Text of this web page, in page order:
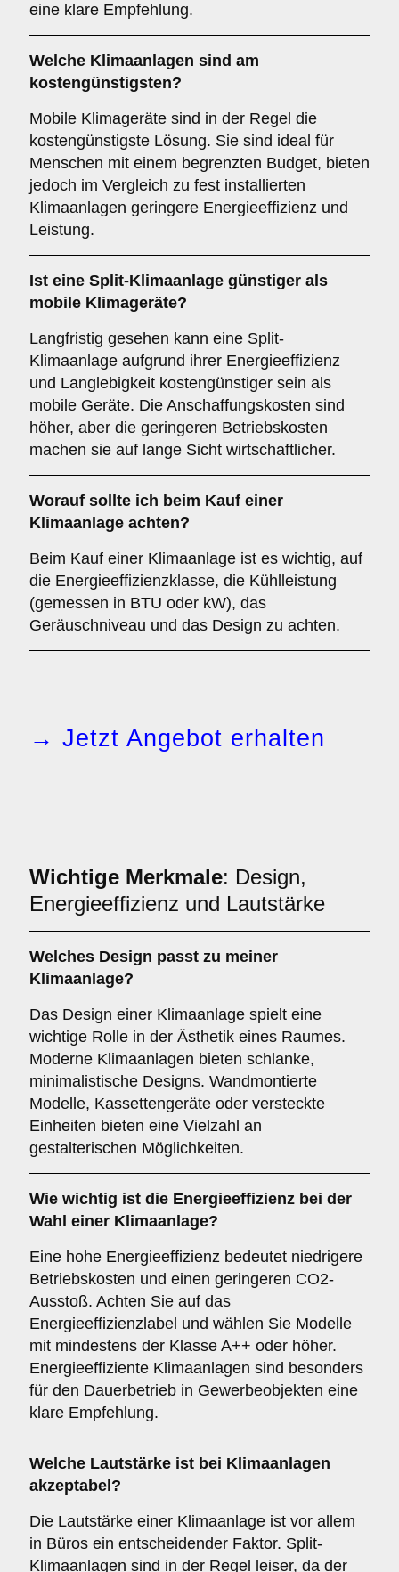
eine klare Empfehlung.
Welche Klimaanlagen sind am
kostengünstigsten?
Mobile Klimageräte sind in der Regel die
kostengünstigste Lösung. Sie sind ideal für
Menschen mit einem begrenzten Budget, bieten
jedoch im Vergleich zu fest installierten
Klimaanlagen geringere Energieeffizienz und
Leistung.
Ist eine Split-Klimaanlage günstiger als
mobile Klimageräte?
Langfristig gesehen kann eine Split-
Klimaanlage aufgrund ihrer Energieeffizienz
und Langlebigkeit kostengünstiger sein als
mobile Geräte. Die Anschaffungskosten sind
höher, aber die geringeren Betriebskosten
machen sie auf lange Sicht wirtschaftlicher.
Worauf sollte ich beim Kauf einer
Klimaanlage achten?
Beim Kauf einer Klimaanlage ist es wichtig, auf
die Energieeffizienzklasse, die Kühlleistung
(gemessen in BTU oder kW), das
Geräuschniveau und das Design zu achten.
→ Jetzt Angebot erhalten
Wichtige Merkmale: Design,
Energieeffizienz und Lautstärke
Welches Design passt zu meiner
Klimaanlage?
Das Design einer Klimaanlage spielt eine
wichtige Rolle in der Ästhetik eines Raumes.
Moderne Klimaanlagen bieten schlanke,
minimalistische Designs. Wandmontierte
Modelle, Kassettengeräte oder versteckte
Einheiten bieten eine Vielzahl an
gestalterischen Möglichkeiten.
Wie wichtig ist die Energieeffizienz bei der
Wahl einer Klimaanlage?
Eine hohe Energieeffizienz bedeutet niedrigere
Betriebskosten und einen geringeren CO2-
Ausstoß. Achten Sie auf das
Energieeffizienzlabel und wählen Sie Modelle
mit mindestens der Klasse A++ oder höher.
Energieeffiziente Klimaanlagen sind besonders
für den Dauerbetrieb in Gewerbeobjekten eine
klare Empfehlung.
Welche Lautstärke ist bei Klimaanlagen
akzeptabel?
Die Lautstärke einer Klimaanlage ist vor allem
in Büros ein entscheidender Faktor. Split-
Klimaanlagen sind in der Regel leiser, da der